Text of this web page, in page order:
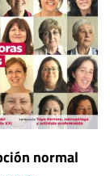
normal